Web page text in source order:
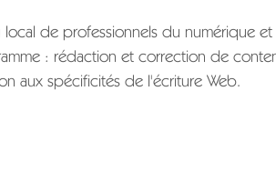
local de professionnels du numérique
: rédaction et correction de
aux spécificités de l'écriture Web.